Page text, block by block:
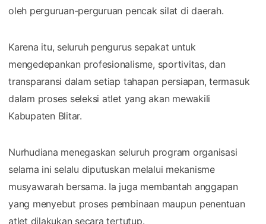
oleh perguruan-perguruan pencak silat di daerah.
Karena itu, seluruh pengurus sepakat untuk
mengedepankan profesionalisme, sportivitas, dan
transparansi dalam setiap tahapan persiapan, termasuk
dalam proses seleksi atlet yang akan mewakili
Kabupaten Blitar.
Nurhudiana menegaskan seluruh program organisasi
selama ini selalu diputuskan melalui mekanisme
musyawarah bersama. Ia juga membantah anggapan
yang menyebut proses pembinaan maupun penentuan
atlet dilakukan secara tertutup.